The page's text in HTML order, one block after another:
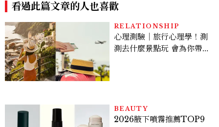
戲，線上看7大看點懶人包
看過此篇文章的人也喜歡
RELATIONSHIP
心理測驗｜旅行心理學！測
測去什麼景點玩 會為你帶來
BEAUTY
2026腋下噴霧推薦TOP9